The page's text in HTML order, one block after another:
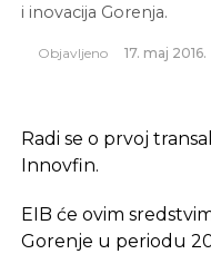
i inovacija Gorenja.
Objavljeno 17. maj 2016.
Radi se o prvoj
Innovfin.
EIB će ovim
Gorenje u periodu